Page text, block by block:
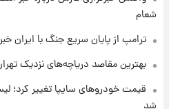
شعام
ترامپ از پایان سریع جنگ با ایران
بهترین مقاصد دریاچه‌های نزدیک
شد